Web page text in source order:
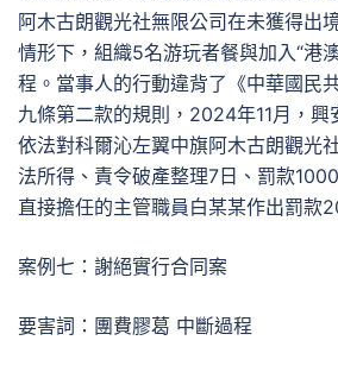
阿木古朗觀光社無限公司在未獲得出
情形下，組織5名游玩者餐與加入“港
程。當事人的行動違背了《中華國民
九條第二款的規則，2024年11月，興
依法對科爾沁左翼中旗阿木古朗觀光
法所得、責令破產整理7日、罰款
直接擔任的主管職員白某某作出罰款
案例七：謝絕實行合同案
要害詞：團費膠葛 中斷過程